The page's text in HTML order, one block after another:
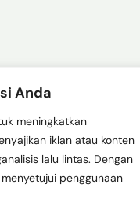
Anda
meningkatkan
iklan atau konten
lalu lintas. Dengan
penggunaan